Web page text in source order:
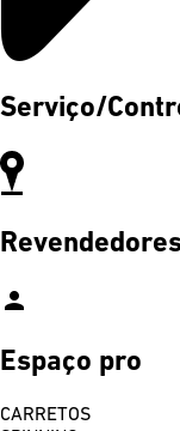
Serviço/
person
Espaço pro
CARRETOS